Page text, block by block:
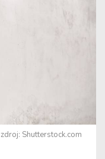
zdroj: Shutterstock.com